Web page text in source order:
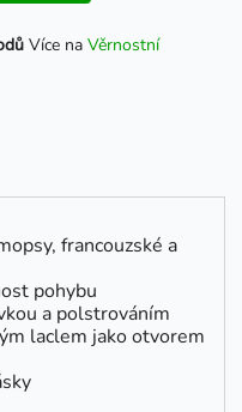
Více na Věrnostní
francouzské a
pohybu
a polstrováním
laclem jako otvorem